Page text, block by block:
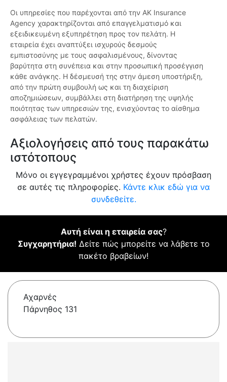
Οι υπηρεσίες που παρέχονται από την AK Insurance
Agency χαρακτηρίζονται από επαγγελματισμό και
εξειδικευμένη εξυπηρέτηση προς τον πελάτη. Η
εταιρεία έχει αναπτύξει ισχυρούς δεσμούς
εμπιστοσύνης με τους ασφαλισμένους, δίνοντας
βαρύτητα στη συνέπεια και στην προσωπική προσέγγιση
κάθε ανάγκης. Η δέσμευσή της στην άμεση υποστήριξη,
από την πρώτη συμβουλή ως και τη διαχείριση
αποζημιώσεων, συμβάλλει στη διατήρηση της υψηλής
ποιότητας των υπηρεσιών της, ενισχύοντας το αίσθημα
ασφάλειας των πελατών.
Αξιολογήσεις από τους παρακάτω
ιστότοπους
Μόνο οι εγγεγραμμένοι χρήστες έχουν πρόσβαση
σε αυτές τις πληροφορίες. Κάντε κλικ εδώ για να
συνδεθείτε.
Αυτή είναι η εταιρεία σας?
Συγχαρητήρια! Δείτε πώς μπορείτε να λάβετε το
πακέτο βραβείων!
Αχαρνές
Πάρνηθος 131